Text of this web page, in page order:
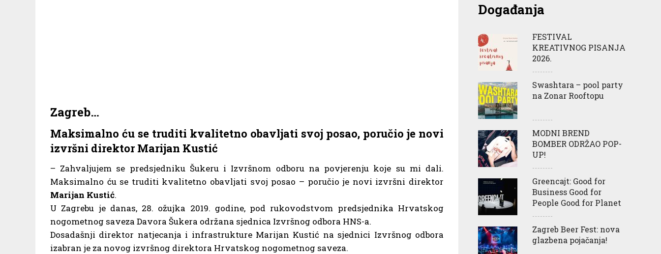
Zagreb…
Maksimalno ću se truditi kvalitetno obavljati svoj posao, poručio je novi
izvršni direktor Marijan Kustić
– Zahvaljujem se predsjedniku Šukeru i Izvršnom odboru na povjerenju koje su mi dali.
Maksimalno ću se truditi kvalitetno obavljati svoj posao – poručio je novi izvršni direktor
Marijan Kustić.
U Zagrebu je danas, 28. ožujka 2019. godine, pod rukovodstvom predsjednika Hrvatskog
nogometnog saveza Davora Šukera održana sjednica Izvršnog odbora HNS-a.
Dosadašnji direktor natjecanja i infrastrukture Marijan Kustić na sjednici Izvršnog odbora
izabran je za novog izvršnog direktora Hrvatskog nogometnog saveza.
Događanja
FESTIVAL
KREATIVNOG PISANJA
2026.
Swashtara – pool party
na Zonar Rooftopu
MODNI BREND
BOMBER ODRŽAO POP-
UP!
Greencajt: Good for
Business Good for
People Good for Planet
Zagreb Beer Fest: nova
glazbena pojačanja!